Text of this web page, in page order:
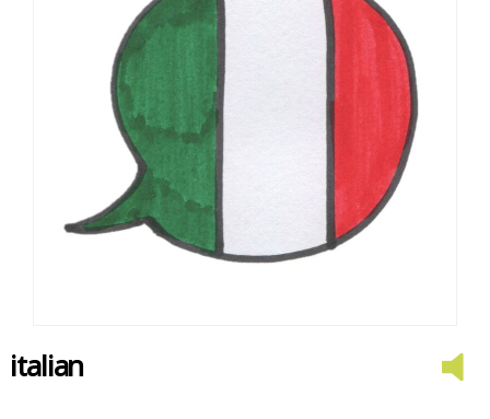
italian